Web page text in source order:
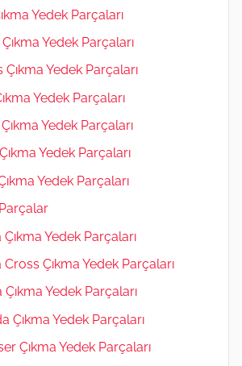
Yedek Parçaları
Yedek Parçaları
Yedek Parçaları
Yedek Parçaları
Yedek Parçaları
Yedek Parçaları
Yedek Parçaları
Yedek Parçaları
Çıkma Yedek Parçaları
Yedek Parçaları
Çıkma Yedek Parçaları
Çıkma Yedek Parçaları